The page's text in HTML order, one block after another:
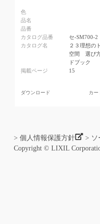
色
品名
品番
カタログ品番
セ-SM700-2
カタログ名
２３理想の
空間 選び
ドブック
掲載ページ
15
ダウンロード カー
> 個人情報保護方針 > ソ
Copyright © LIXIL